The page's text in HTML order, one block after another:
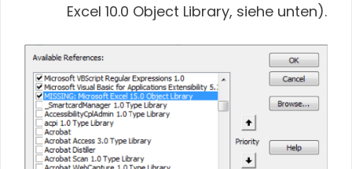
Excel 10.0 Object Library, siehe unten).